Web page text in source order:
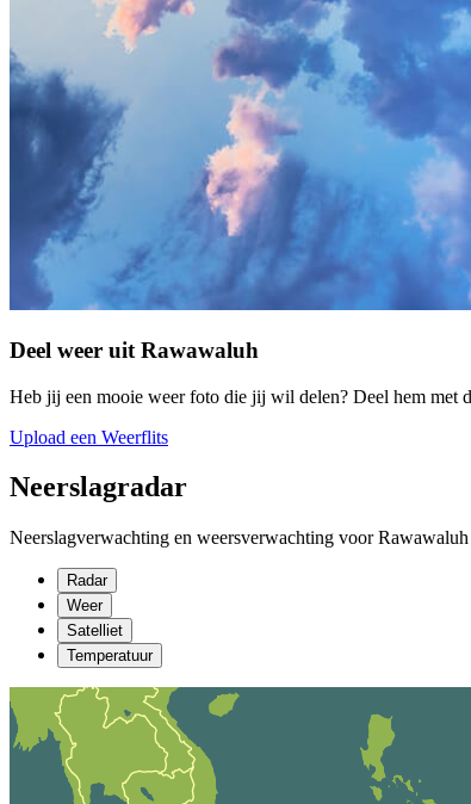
Deel weer uit Rawawaluh
Heb jij een mooie weer foto die jij wil delen? Deel hem met
Upload een Weerflits
Neerslagradar
Neerslagverwachting en weersverwachting voor Rawawaluh
Radar
Weer
Satelliet
Temperatuur